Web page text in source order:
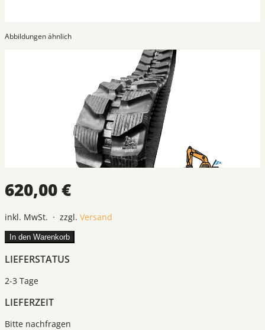
Abbildungen ähnlich
620,00 €
inkl. MwSt. · zzgl. Versand
In den Warenkorb
LIEFERSTATUS
2-3 Tage
LIEFERZEIT
Bitte nachfragen